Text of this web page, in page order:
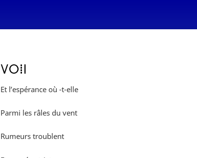
ⴸⵔⵂⵏ
Et l’espérance où -t-elle
Parmi les râles du vent
Rumeurs troublent